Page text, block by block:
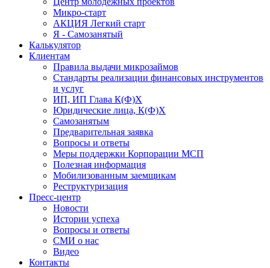
Микро-старт
АКЦИЯ Легкий старт
Я - Самозанятый
Калькулятор
Клиентам
Правила выдачи микрозаймов
Стандарты реализации финансовых инструментов
и услуг
ИП, ИП Глава К(Ф)Х
Юридические лица, К(Ф)Х
Самозанятым
Предварительная заявка
Вопросы и ответы
Меры поддержки Корпорации МСП
Полезная информация
Мобилизованным заемщикам
Реструктуризация
Пресс-центр
Новости
Истории успеха
Вопросы и ответы
СМИ о нас
Видео
Контакты